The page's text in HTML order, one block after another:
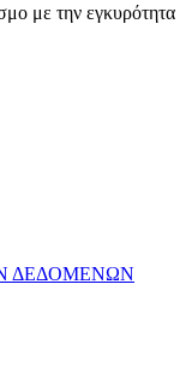
με την εγκυρότητα
ΔΕΔΟΜΕΝΩΝ